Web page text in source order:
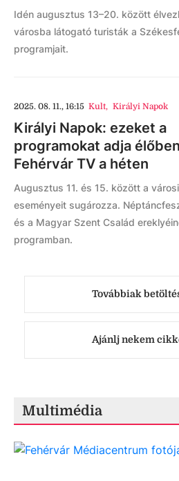
Idén augusztus 13–20. között
városba látogató turisták a
programjait.
2025. 08. 11., 16:15 Kult, Királyi Napok
Királyi Napok: ezeket a
programokat adja
Fehérvár TV a héten
Augusztus 11. és 15. között a
eseményeit sugározza.
és a Magyar Szent Család
programban.
Továbbiak
Ajánlj nekem
Multimédia